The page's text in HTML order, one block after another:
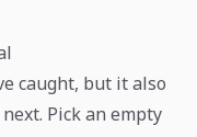
caught, but it also
Pick an empty